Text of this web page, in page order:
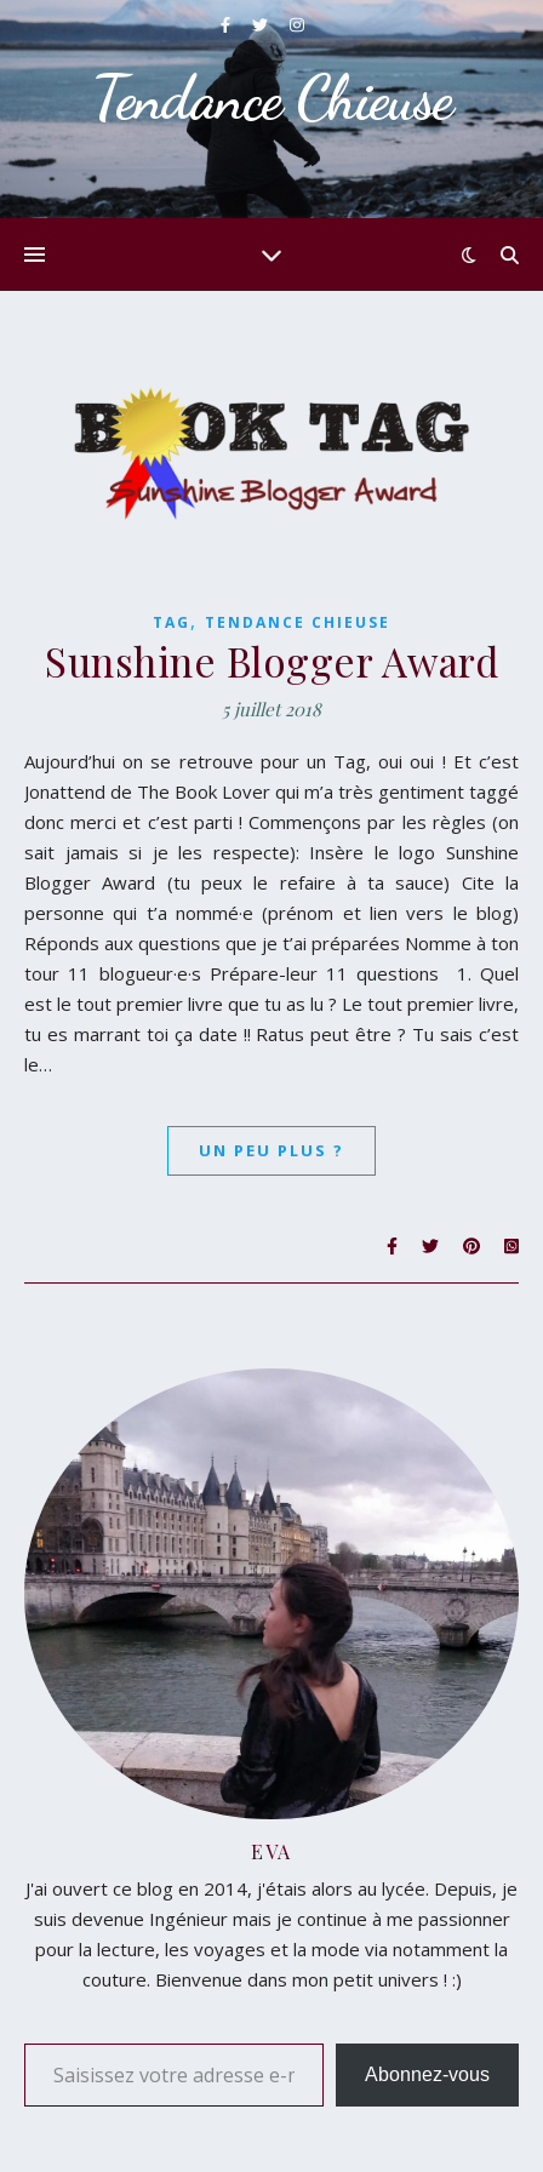
Tendance Chieuse
TAG , TENDANCE CHIEUSE
Sunshine Blogger Award
5 juillet 2018
Aujourd’hui on se retrouve pour un Tag, oui oui ! Et c’est
Jonattend de The Book Lover qui m’a très gentiment taggé
donc merci et c’est parti ! Commençons par les règles (on
sait jamais si je les respecte): Insère le logo Sunshine
Blogger Award (tu peux le refaire à ta sauce) Cite la
personne qui t’a nommé·e (prénom et lien vers le blog)
Réponds aux questions que je t’ai préparées Nomme à ton
tour 11 blogueur·e·s Prépare-leur 11 questions 1. Quel
est le tout premier livre que tu as lu ? Le tout premier livre,
tu es marrant toi ça date !! Ratus peut être ? Tu sais c’est
le…
UN PEU PLUS ?
EVA
J'ai ouvert ce blog en 2014, j'étais alors au lycée. Depuis, je
suis devenue Ingénieur mais je continue à me passionner
pour la lecture, les voyages et la mode via notamment la
couture. Bienvenue dans mon petit univers ! :)
Saisissez votre adresse e-mail…
Abonnez-vous